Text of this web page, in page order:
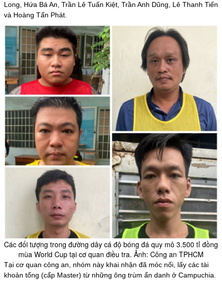
Long, Hứa Bá An, Trần Lê Tuấn Kiệt, Trần Anh Dũng, Lê Thanh Tiến
và Hoàng Tấn Phát.
Các đối tượng trong đường dây cá độ bóng đá quy mô 3.500 tỉ đồng
mùa World Cup tại cơ quan điều tra. Ảnh: Công an TPHCM
Tại cơ quan công an, nhóm này khai nhận đã móc nối, lấy các tài
khoản tổng (cấp Master) từ những ông trùm ẩn danh ở Campuchia.